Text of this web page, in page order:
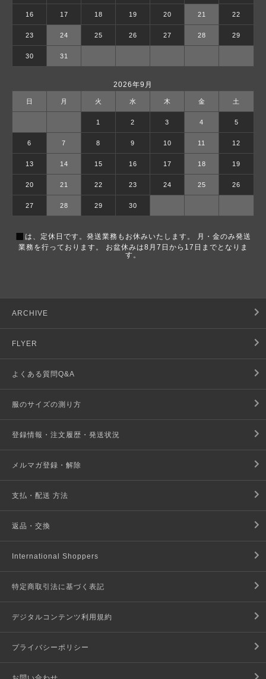
16 17 18 19 20 21 22
23 24 25 26 27 28 29
30 31
2026年9月
日 月 火 水 木 金 土
1 2 3 4 5
6 7 8 9 10 11 12
13 14 15 16 17 18 19
20 21 22 23 24 25 26
27 28 29 30
■ は、定休日です。発送業務もお休みいたします。 月・金のみ発送
業務を行っております。 お盆休みは8月7日から17日までとなりま
す。
ARCHIVE
FLYER
よくある質問Q&A
服のサイズの測り方
登録情報・注文履歴・発送状況
メルマガ登録・解除
支払・配送 方法
返品・交換
International Shoppers
特定商取引法に基づく表記
デジタルコンテンツ利用規約
プライバシーポリシー